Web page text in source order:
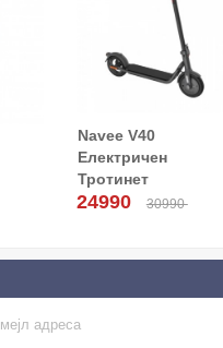
Navee V40
Електричен
Тротинет
24990 30990
Додај Во Кошница!